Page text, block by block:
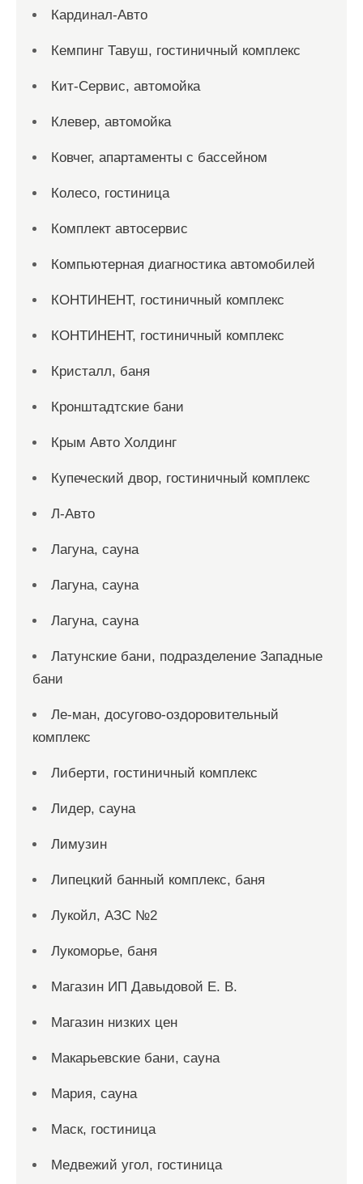
Кардинал-Авто
Кемпинг Тавуш, гостиничный комплекс
Кит-Сервис, автомойка
Клевер, автомойка
Ковчег, апартаменты с бассейном
Колесо, гостиница
Комплект автосервис
Компьютерная диагностика автомобилей
КОНТИНЕНТ, гостиничный комплекс
КОНТИНЕНТ, гостиничный комплекс
Кристалл, баня
Кронштадтские бани
Крым Авто Холдинг
Купеческий двор, гостиничный комплекс
Л-Авто
Лагуна, сауна
Лагуна, сауна
Лагуна, сауна
Латунские бани, подразделение Западные
бани
Ле-ман, досугово-оздоровительный
комплекс
Либерти, гостиничный комплекс
Лидер, сауна
Лимузин
Липецкий банный комплекс, баня
Лукойл, АЗС №2
Лукоморье, баня
Магазин ИП Давыдовой Е. В.
Магазин низких цен
Макарьевские бани, сауна
Мария, сауна
Маск, гостиница
Медвежий угол, гостиница